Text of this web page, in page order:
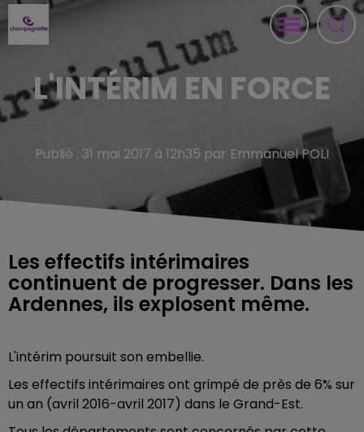
L'INTÉRIM EN FORCE
Publié : 31 mai 2017 à 12h35 par Emmanuel POLI
Les effectifs intérimaires
continuent de progresser. Dans les
Ardennes, ils explosent même.
L'intérim poursuit son embellie.
Les effectifs intérimaires ont grimpé de près de 6% sur
un an (avril 2016-avril 2017) dans le Grand-Est.